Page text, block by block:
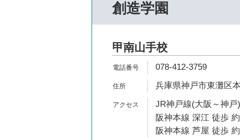
創造学園
甲南山手校
078-412-3759
兵庫県神戸市東灘区
JR神戸線(大阪～神
阪神本線 深江 徒歩
阪神本線 芦屋 徒歩